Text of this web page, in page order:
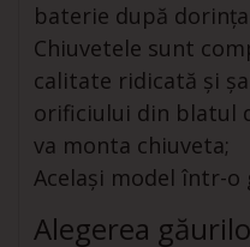
baterie după
Chiuvetele sunt
calitate ridicată și
orificiului din blatul
va monta chiuveta;
Același model într-o
Alegerea